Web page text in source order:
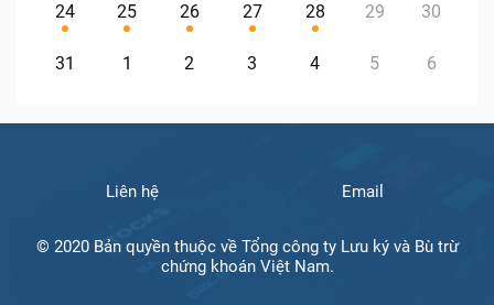
24 25 26 27 28 29 30
31 1 2 3 4 5 6
Liên hệ Email
© 2020 Bản quyền thuộc về Tổng công ty Lưu ký và Bù trừ
chứng khoán Việt Nam.